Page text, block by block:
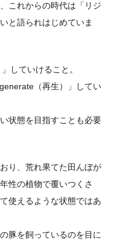
これからの時代は「リジ
と語られはじめていま
していけること。
（再生）」してい
状態を目指すことも必要
り、荒れ果てた田んぼが
性の植物で覆いつくさ
使えるような状態ではあ
豚を飼っているのを目に